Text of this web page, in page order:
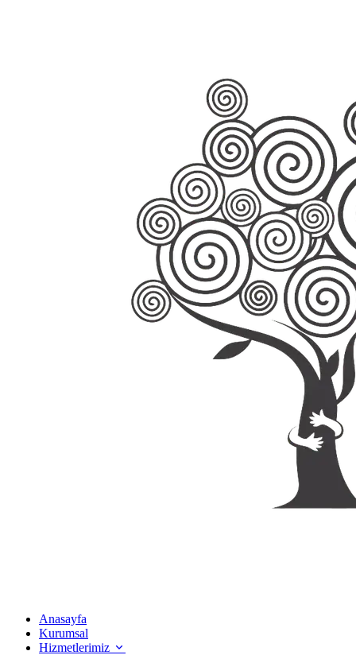
Anasayfa
Kurumsal
Hizmetlerimiz